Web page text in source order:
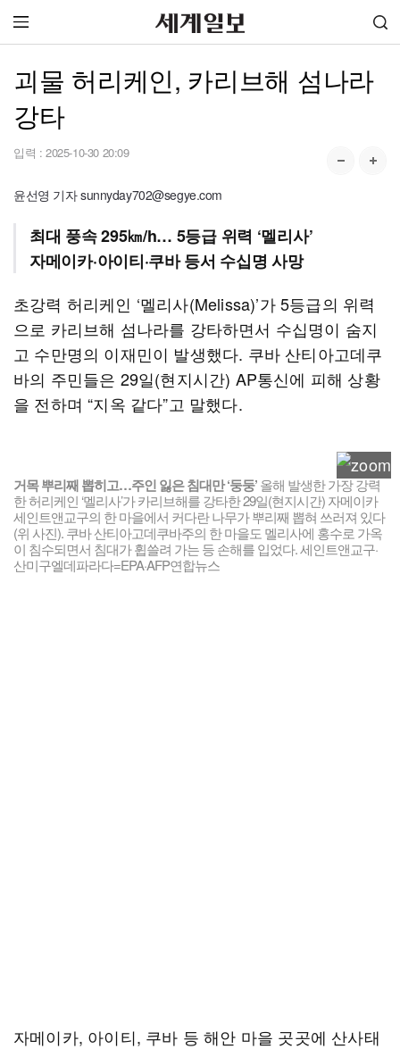
괴물 허리케인, 카리브해 섬나라
강타
입력 : 2025-10-30 20:09
윤선영 기자 sunnyday702@segye.com
최대 풍속 295㎞/h… 5등급 위력 ‘멜리사’
자메이카·아이티·쿠바 등서 수십명 사망
초강력 허리케인 ‘멜리사(Melissa)’가 5등급의 위력
으로 카리브해 섬나라를 강타하면서 수십명이 숨지
고 수만명의 이재민이 발생했다. 쿠바 산티아고데쿠
바의 주민들은 29일(현지시간) AP통신에 피해 상황
을 전하며 “지옥 같다”고 말했다.
거목 뿌리째 뽑히고…주인 잃은 침대만 ‘둥둥’올해 발생한 가장 강력
한 허리케인 ‘멜리사’가 카리브해를 강타한 29일(현지시간) 자메이카
세인트앤교구의 한 마을에서 커다란 나무가 뿌리째 뽑혀 쓰러져 있다
(위 사진). 쿠바 산티아고데쿠바주의 한 마을도 멜리사에 홍수로 가옥
이 침수되면서 침대가 휩쓸려 가는 등 손해를 입었다. 세인트앤교구·
산미구엘데파라다=EPA·AFP연합뉴스
자메이카, 아이티, 쿠바 등 해안 마을 곳곳에 산사태